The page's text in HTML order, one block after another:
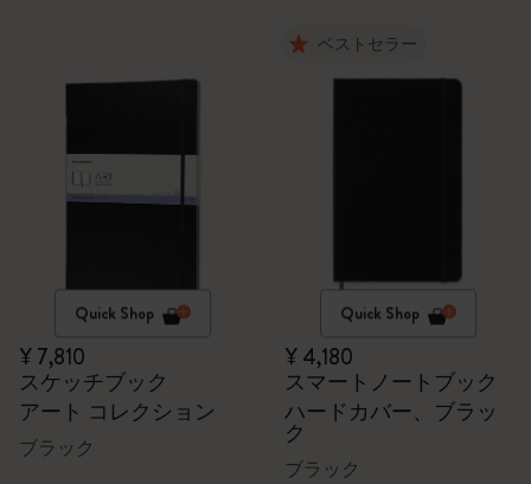
Quick Shop
¥ 7,810
スケッチブック
アート コレクション
ブラック
ベストセラー
Quick Shop
¥ 4,180
スマートノートブック
ハードカバー、ブラッ
ク
ブラック